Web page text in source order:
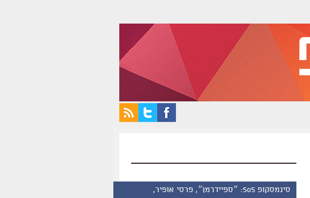
סינמסקופ 505: ״ספיידרמן״, פרסי אופיר,